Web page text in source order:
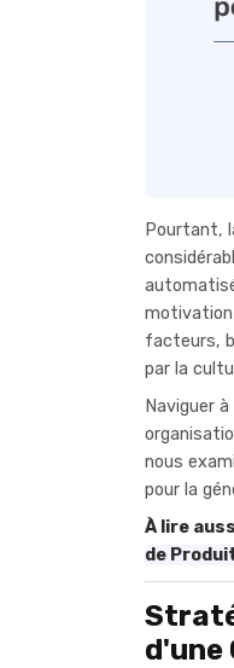
Pourtant,
motivation
facteurs,
par la
Naviguer
nous
pour la
À lire
de
d'une